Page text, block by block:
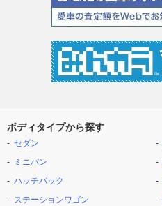
ボディタイプから探す
セダン
ミニバン
ハッチバック
ステーションワゴン